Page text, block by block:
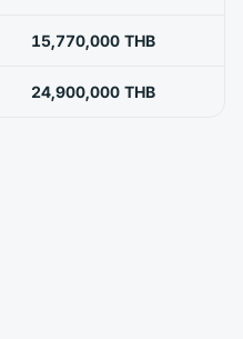
15,770,000 THB
24,900,000 THB